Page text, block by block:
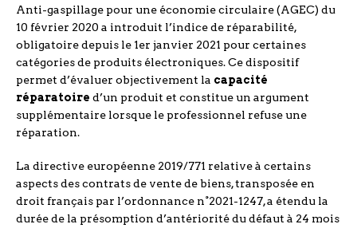
Anti-gaspillage pour une économie circulaire (AGEC) du
10 février 2020 a introduit l’indice de réparabilité,
obligatoire depuis le 1er janvier 2021 pour certaines
catégories de produits électroniques. Ce dispositif
permet d’évaluer objectivement la capacité
réparatoire d’un produit et constitue un argument
supplémentaire lorsque le professionnel refuse une
réparation.
La directive européenne 2019/771 relative à certains
aspects des contrats de vente de biens, transposée en
droit français par l’ordonnance n°2021-1247, a étendu la
durée de la présomption d’antériorité du défaut à 24 mois